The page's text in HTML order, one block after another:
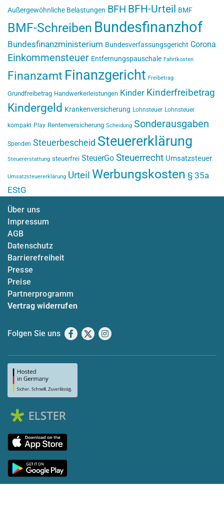
Außergewöhnliche Belastungen BFH BFH-Urteil BMF
BMF-Schreiben Bundesfinanzhof
Bundesfinanzministerium Bundesverfassungsgericht Corona
Einkommensteuer Entfernungspauschale Fahrtkosten
Finanzamt Finanzgericht Freibetrag
Grundfreibetrag Handwerkerleistungen Kinder Kinderfreibetrag
Kindergeld Krankenversicherung Lohnsteuer Lohnsteuer
kompakt Play Rentenversicherung Scheidung Sonderausgaben
Spenden Steuerbescheid Steuererklärung
Steuererstattung steuerfrei SteuerGo Steuerrecht Umsatzsteuer
Umsatzsteuererklärung Urteil Werbungskosten § 35a
EStG
Über uns
Impressum
AGB
Datenschutz
Barrierefreiheit
Presse
Preise
Partnerprogramm
Vertrag widerrufen
Folgen Sie uns Facebook
X Instagram